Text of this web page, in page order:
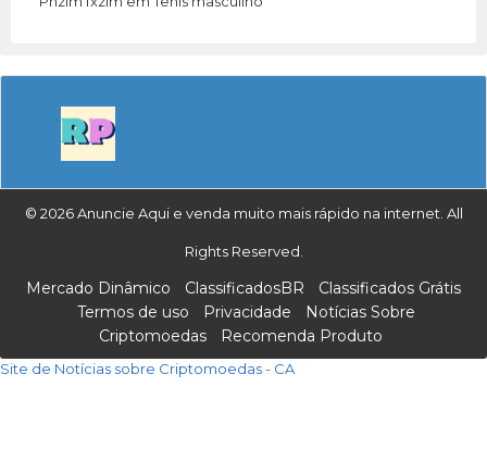
© 2026 Anuncie Aqui e venda muito mais rápido na internet. All
Rights Reserved.
Mercado Dinâmico ClassificadosBR
Classificados Grátis
Termos de uso
Privacidade
Notícias Sobre
Criptomoedas
Recomenda Produto
Site de Notícias sobre Criptomoedas - CA